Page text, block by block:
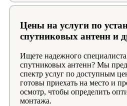
Цены на услуги по
спутниковых антенн и
Ищете надежного
спутниковых антенн? Мы
спектр услуг по доступным
готовы приехать на место и
осмотр, чтобы определить
монтажа.